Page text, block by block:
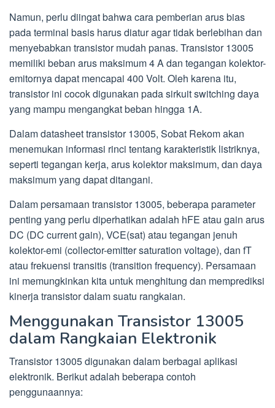
Namun, perlu diingat bahwa cara pemberian arus bias
pada terminal basis harus diatur agar tidak berlebihan dan
menyebabkan transistor mudah panas. Transistor 13005
memiliki beban arus maksimum 4 A dan tegangan kolektor-
emitornya dapat mencapai 400 Volt. Oleh karena itu,
transistor ini cocok digunakan pada sirkuit switching daya
yang mampu mengangkat beban hingga 1A.
Dalam datasheet transistor 13005, Sobat Rekom akan
menemukan informasi rinci tentang karakteristik listriknya,
seperti tegangan kerja, arus kolektor maksimum, dan daya
maksimum yang dapat ditangani.
Dalam persamaan transistor 13005, beberapa parameter
penting yang perlu diperhatikan adalah hFE atau gain arus
DC (DC current gain), VCE(sat) atau tegangan jenuh
kolektor-emi (collector-emitter saturation voltage), dan fT
atau frekuensi transitis (transition frequency). Persamaan
ini memungkinkan kita untuk menghitung dan memprediksi
kinerja transistor dalam suatu rangkaian.
Menggunakan Transistor 13005
dalam Rangkaian Elektronik
Transistor 13005 digunakan dalam berbagai aplikasi
elektronik. Berikut adalah beberapa contoh
penggunaannya: